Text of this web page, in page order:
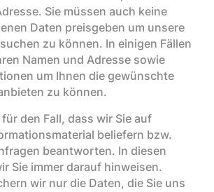
Sie müssen auch keine
Daten preisgeben um unsere
zu können. In einigen Fällen
Namen und Adresse sowie
um Ihnen die gewünschte
zu können.
den Fall, dass wir Sie auf
beliefern bzw.
beantworten. In diesen
Sie immer darauf hinweisen.
wir nur die Daten, die Sie uns